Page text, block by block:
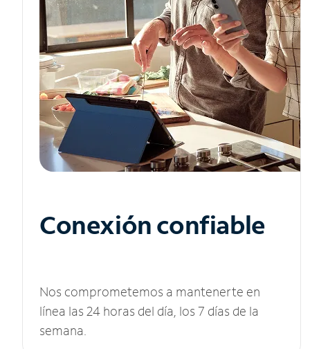
Conexión confiable
Nos comprometemos a mantenerte en
línea las 24 horas del día, los 7 días de la
semana.